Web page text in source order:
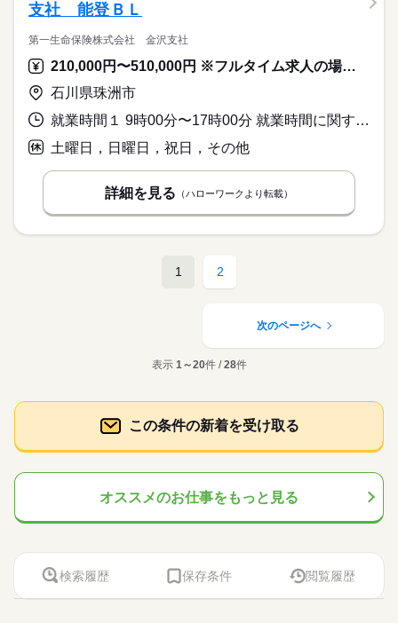
支社 能登ＢＬ
第一生命保険株式会社 金沢支社
210,000円〜510,000円 ※フルタイム求人の場合は月額（換算額）、パート求人の場合は時間額を表示しています。
石川県珠洲市
就業時間１ 9時00分〜17時00分 就業時間に関する特記事項 ※原則として、入社４か月目以降はお客さま訪問等を実施するため
土曜日，日曜日，祝日，その他
詳細を見る （ハローワークより転載）
1 2
次のページへ
表示 1～20件 /28件
この条件の新着を受け取る
オススメのお仕事をもっと見る
検索履歴 保存条件 閲覧履歴